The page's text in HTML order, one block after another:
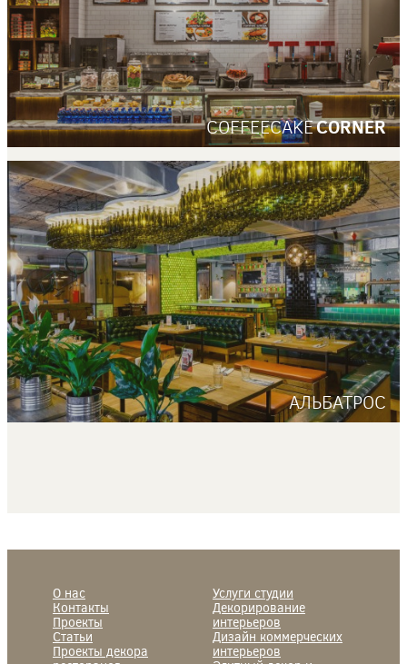
COFFEECAKECORNER
АЛЬБАТРОС
О нас
Контакты
Проекты
Статьи
Проекты декора
Услуги студии
Декорирование
интерьеров
Дизайн коммерческих
интерьеров